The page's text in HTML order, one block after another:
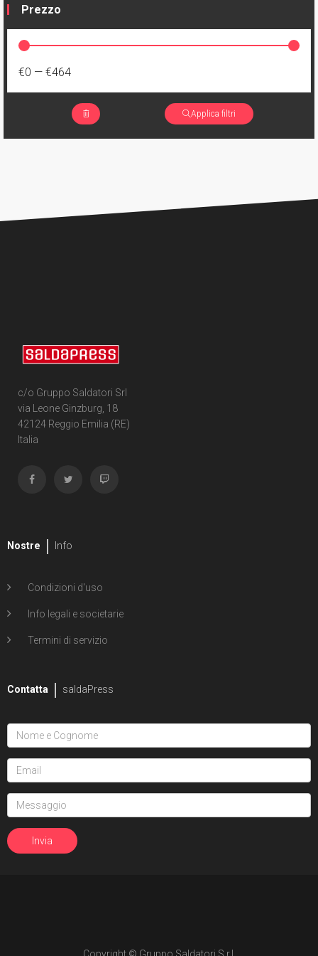
Prezzo
€0 — €464
Applica filtri
c/o Gruppo Saldatori Srl
via Leone Ginzburg, 18
42124 Reggio Emilia (RE)
Italia
Nostre Info
Condizioni d'uso
Info legali e societarie
Termini di servizio
Contatta saldaPress